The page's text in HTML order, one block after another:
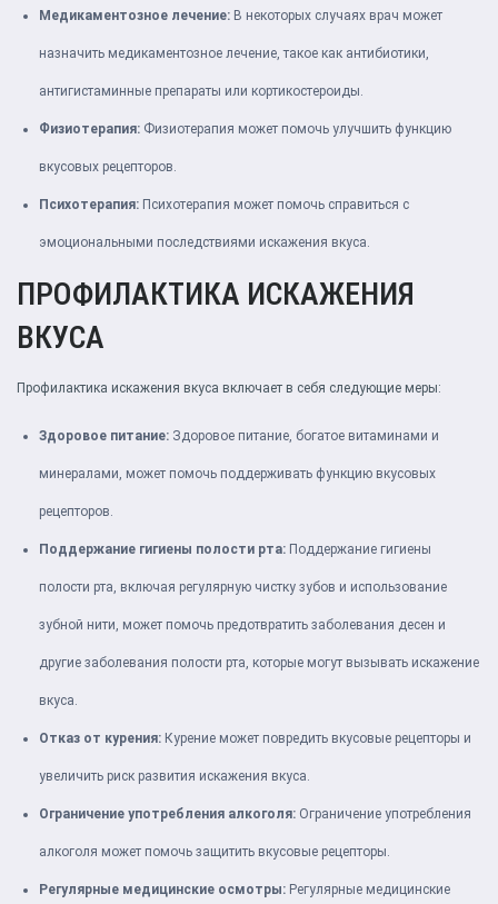
Медикаментозное лечение: В некоторых случаях врач может
назначить медикаментозное лечение, такое как антибиотики,
антигистаминные препараты или кортикостероиды.
Физиотерапия: Физиотерапия может помочь улучшить функцию
вкусовых рецепторов.
Психотерапия: Психотерапия может помочь справиться с
эмоциональными последствиями искажения вкуса.
ПРОФИЛАКТИКА ИСКАЖЕНИЯ
ВКУСА
Профилактика искажения вкуса включает в себя следующие меры:
Здоровое питание: Здоровое питание, богатое витаминами и
минералами, может помочь поддерживать функцию вкусовых
рецепторов.
Поддержание гигиены полости рта: Поддержание гигиены
полости рта, включая регулярную чистку зубов и использование
зубной нити, может помочь предотвратить заболевания десен и
другие заболевания полости рта, которые могут вызывать искажение
вкуса.
Отказ от курения: Курение может повредить вкусовые рецепторы и
увеличить риск развития искажения вкуса.
Ограничение употребления алкоголя: Ограничение употребления
алкоголя может помочь защитить вкусовые рецепторы.
Регулярные медицинские осмотры: Регулярные медицинские